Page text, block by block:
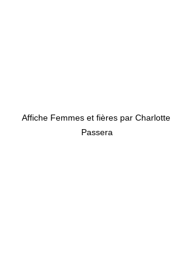
Affiche Femmes et fières par Charlotte
Passera